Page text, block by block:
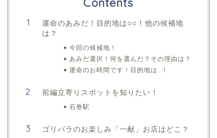
運命のあみだ！目的地は○○！他の候補地
は？
今回の候補地！
あみだ選択！何を選んだ？その理由は？
運命のお時間です！目的地は…！
前編立寄りスポットを知りたい！
石巻駅
ゴリパラのお楽しみ「一献」お店はどこ？